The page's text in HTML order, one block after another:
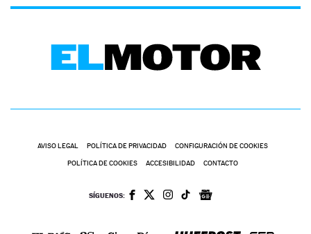
AVISO LEGAL POLÍTICA DE PRIVACIDAD CONFIGURACIÓN DE COOKIES
POLÍTICA DE COOKIES ACCESIBILIDAD CONTACTO
SÍGUENOS: